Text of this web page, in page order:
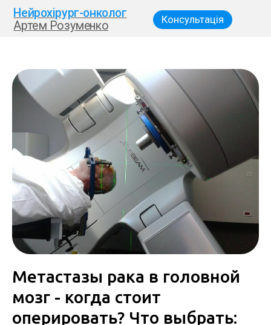
Нейрохірург-онколог
Артем Розуменко Консультація
Метастазы рака в головной
мозг - когда стоит
оперировать? Что выбрать: